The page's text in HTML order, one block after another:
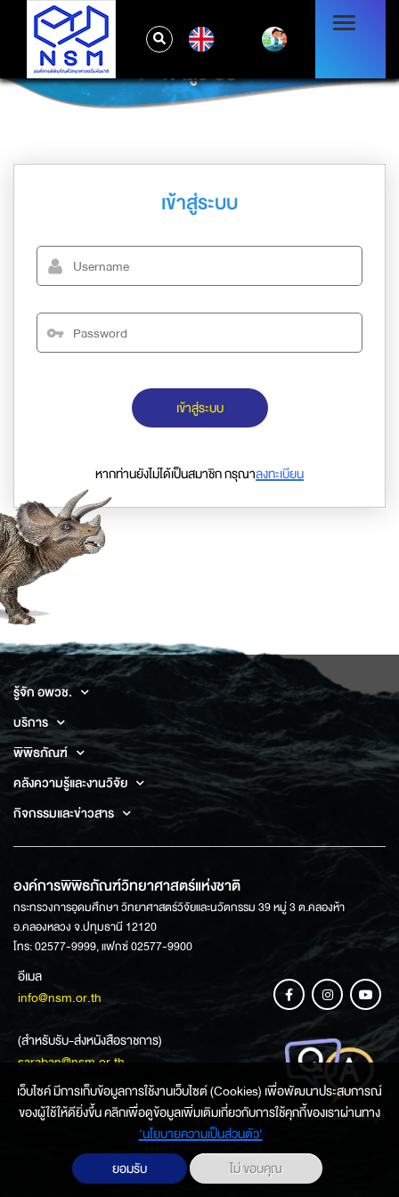
เข้าสู่ระบบ
เข้าสู่ระบบ
เข้าสู่ระบบ
หากท่านยังไม่ได้เป็นสมาชิก กรุณาลงทะเบียน
รู้จัก อพวช.
บริการ
พิพิธภัณฑ์
คลังความรู้และงานวิจัย
กิจกรรมและข่าวสาร
องค์การพิพิธภัณฑ์วิทยาศาสตร์แห่งชาติ
กระทรวงการอุดมศึกษา วิทยาศาสตร์วิจัยและนวัตกรรม 39 หมู่ 3 ต.คลองห้า
อ.คลองหลวง จ.ปทุมธานี 12120
โทร: 02577-9999, แฟกซ์ 02577-9900
อีเมล
info@nsm.or.th
(สำหรับรับ-ส่งหนังสือราชการ)
saraban@nsm.or.th
ช่องทางการสอบถามข้อมูล
เว็บไซค์ มีการเก็บข้อมูลการใช้งานเว็บไซต์ (Cookies) เพื่อพัฒนาประสบการณ์
ของผู้ใช้ให้ดียิ่งขึ้น คลิกเพื่อดูข้อมูลเพิ่มเติมเกี่ยวกับการใช้คุกกี้ของเราผ่านทาง
‘นโยบายความเป็นส่วนตัว'
ยอมรับ
ไม่ ขอบคุณ